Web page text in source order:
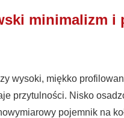
minimalizm i
wysoki, miękko
przytulności. Nisko
pojemnik na